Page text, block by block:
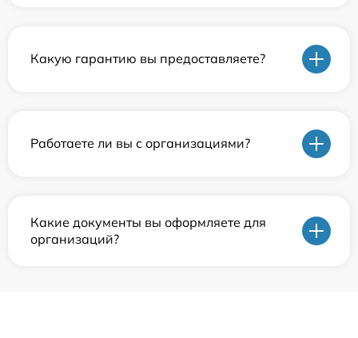
Какую гарантию вы предоставляете?
Работаете ли вы с организациями?
Какие документы вы оформляете для
организаций?